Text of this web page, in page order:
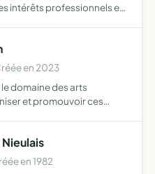
intérêts professionnels et
en 2023
domaine des arts
et promouvoir ces
en 1982